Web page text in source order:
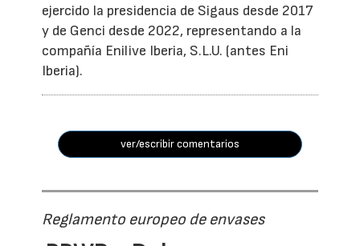
ejercido la presidencia de Sigaus desde 2017
y de Genci desde 2022, representando a la
compañía Enilive Iberia, S.L.U. (antes Eni
Iberia).
ver/escribir comentarios
Reglamento europeo de envases